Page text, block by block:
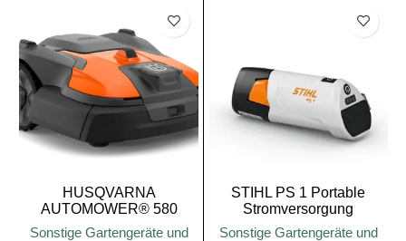
HUSQVARNA
AUTOMOWER® 580
EPOS®
Sonstige Gartengeräte und
STIHL PS 1 Portable
Stromversorgung
Sonstige Gartengeräte und